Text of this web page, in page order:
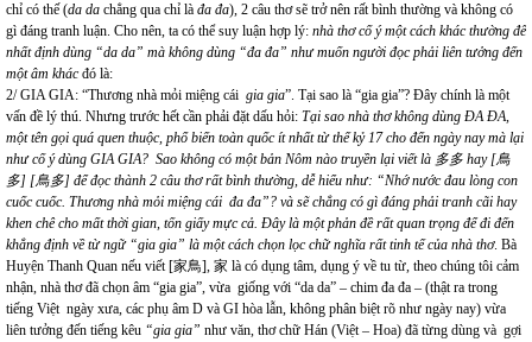
chỉ có thế (da da chẳng qua chỉ là đa đa), 2 câu thơ sẽ trở nên rất bình thường và không có
gì đáng tranh luận. Cho nên, ta có thể suy luận hợp lý: nhà thơ cố ý một cách khác thường để
nhất định dùng “da da” mà không dùng “đa đa” như muốn người đọc phải liên tưởng đến
một âm khácđó là:
2/ GIA GIA: “Thương nhà mỏi miệng cái gia gia”. Tại sao là “gia gia”? Đây chính là một
vấn đề lý thú. Nhưng trước hết cần phải đặt dấu hỏi: Tại sao nhà thơ không dùng ĐA ĐA,
một tên gọi quá quen thuộc, phổ biến toàn quốc ít nhất từ thế kỷ 17 cho đến ngày nay mà lại
như cố ý dùng GIA GIA? Sao không có một bản Nôm nào truyền lại viết là 多多 hay [鳥
多] [鳥多] để đọc thành 2 câu thơ rất bình thường, dễ hiểu như: “Nhớ nước đau lòng con
cuốc cuốc. Thương nhà mỏi miệng cái đa đa”? và sẽ chẳng có gì đáng phải tranh cãi hay
khen chê cho mất thời gian, tốn giấy mực cả. Đây là một phản đề rất quan trọng để đi đến
khẳng định về từ ngữ “gia gia” là một cách chọn lọc chữ nghĩa rất tinh tế của nhà thơ. Bà
Huyện Thanh Quan nếu viết [家鳥], 家 là có dụng tâm, dụng ý về tu từ, theo chúng tôi cảm
nhận, nhà thơ đã chọn âm “gia gia”, vừa giống với “da da” – chim đa đa – (thật ra trong
tiếng Việt ngày xưa, các phụ âm D và GI hòa lẫn, không phân biệt rõ như ngày nay) vừa
liên tưởng đến tiếng kêu “gia gia” như văn, thơ chữ Hán (Việt – Hoa) đã từng dùng và gợi